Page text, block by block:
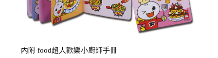
內附 food超人歡樂小廚師手冊